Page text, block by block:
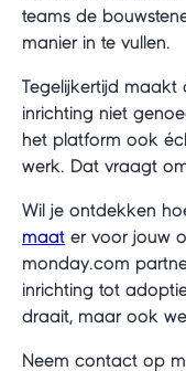
teams de
manier in te vullen.
Tegelijkertijd
inrichting niet
het platform ook
werk. Dat vraagt
Wil je ontdekken
maat er voor jouw
monday.com
inrichting tot
draait, maar ook
Neem contact op